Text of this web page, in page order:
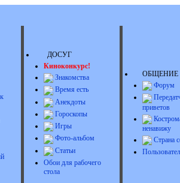
ДОСУГ
Киноконкурс!
Знакомства
Время есть
Анекдоты
Гороскопы
Игры
Фото-альбом
Статьи
Обои для рабочего
стола
Форум
приветов
ненавижу
Страна